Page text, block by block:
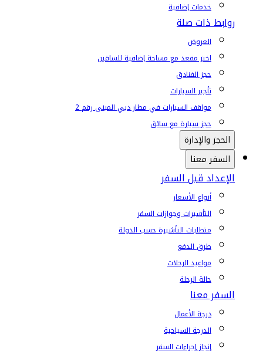
خدمات إضافية
روابط ذات صلة
العروض
اختر مقعد مع مساحة إضافية للساقين
حجز الفنادق
تأجير السيارات
مواقف السيارات في مطار دبي المبنى رقم 2
حجز سيارة مع سائق
الحجز والإدارة
السفر معنا
الإعداد قبل السفر
أنواع الأسعار
التأشيرات وجوازات السفر
متطلبات التأشيرة حسب الدولة
طرق الدفع
مواعيد الرحلات
حالة الرحلة
السفر معنا
درجة الأعمال
الدرجة السياحية
إنجاز إجراءات السفر